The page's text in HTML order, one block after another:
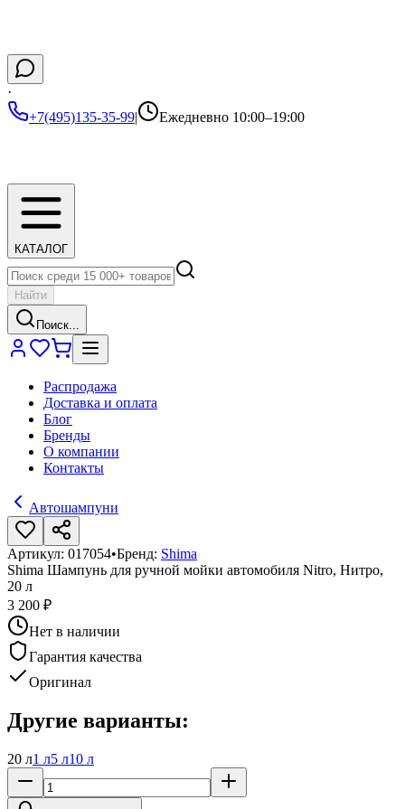
·
+7(495)135-35-99| Ежедневно 10:00–19:00
КАТАЛОГ
Найти
Поиск...
Распродажа
Доставка и оплата
Блог
Бренды
О компании
Контакты
Автошампуни
Артикул: 017054•Бренд: Shima
Shima Шампунь для ручной мойки автомобиля Nitro, Нитро,
20 л
3 200 ₽
Нет в наличии
Гарантия качества
Оригинал
Другие варианты:
20 л1 л5 л10 л